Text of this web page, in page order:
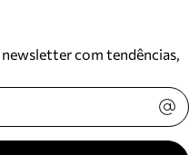
newsletter com tendências,